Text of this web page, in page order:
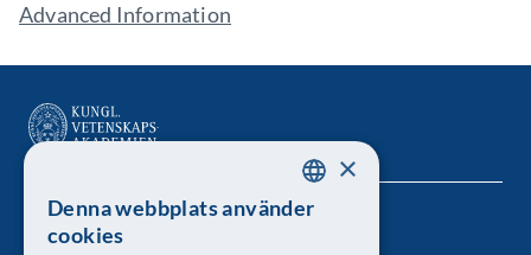
Advanced Information
Kungl. Vetenskapsakademien SWEDISH
×
Denna webbplats använder
cookies